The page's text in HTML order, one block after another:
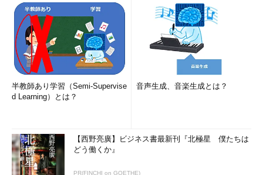
半教師あり学習（Semi-Supervise
d Learning）とは？
音声生成、音楽生成とは？
【西野亮廣】ビジネス書最新刊『北極星 僕たちは
どう働くか』
PR(FINCHI on GOETHE)